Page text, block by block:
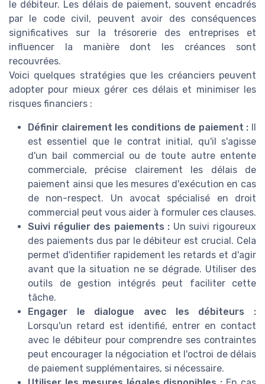
le débiteur. Les délais de paiement, souvent encadrés
par le code civil, peuvent avoir des conséquences
significatives sur la trésorerie des entreprises et
influencer la manière dont les créances sont
recouvrées.
Voici quelques stratégies que les créanciers peuvent
adopter pour mieux gérer ces délais et minimiser les
risques financiers :
Définir clairement les conditions de paiement : Il
est essentiel que le contrat initial, qu'il s'agisse
d'un bail commercial ou de toute autre entente
commerciale, précise clairement les délais de
paiement ainsi que les mesures d'exécution en cas
de non-respect. Un avocat spécialisé en droit
commercial peut vous aider à formuler ces clauses.
Suivi régulier des paiements : Un suivi rigoureux
des paiements dus par le débiteur est crucial. Cela
permet d'identifier rapidement les retards et d'agir
avant que la situation ne se dégrade. Utiliser des
outils de gestion intégrés peut faciliter cette
tâche.
Engager le dialogue avec les débiteurs :
Lorsqu'un retard est identifié, entrer en contact
avec le débiteur pour comprendre ses contraintes
peut encourager la négociation et l'octroi de délais
de paiement supplémentaires, si nécessaire.